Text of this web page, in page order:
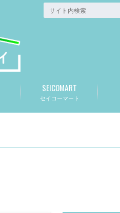
セイコーマート
SEICOMART